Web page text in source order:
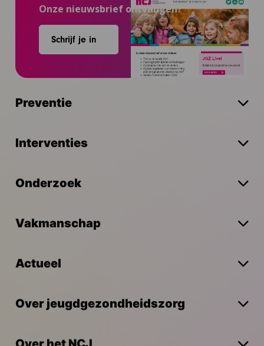
Onze nieuwsbrief ontvangen?
Schrijf je in
Preventie
Interventies
Onderzoek
Vakmanschap
Actueel
Over jeugdgezondheidszorg